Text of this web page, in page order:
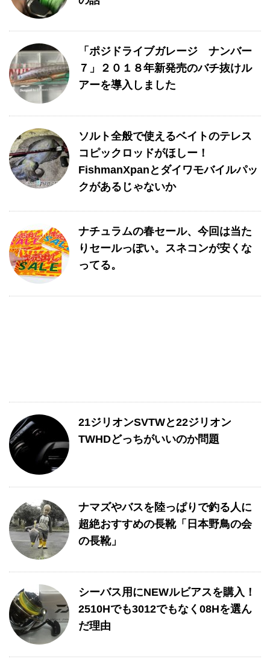
「ポジドライブガレージ ナンバー
７」２０１８年新発売のバチ抜けル
アーを導入しました
ソルト全般で使えるベイトのテレス
コピックロッドがほしー！
FishmanXpanとダイワモバイルパッ
クがあるじゃないか
ナチュラムの春セール、今回は当た
りセールっぽい。スネコンが安くな
ってる。
21ジリオンSVTWと22ジリオン
TWHDどっちがいいのか問題
ナマズやバスを陸っぱりで釣る人に
超絶おすすめの長靴「日本野鳥の会
の長靴」
シーバス用にNEWルビアスを購入！
2510Hでも3012でもなく08Hを選ん
だ理由